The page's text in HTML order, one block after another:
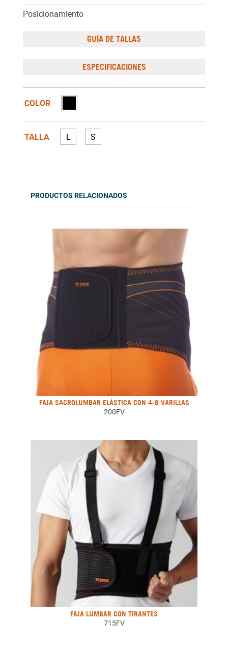
Posicionamiento
GUÍA DE TALLAS
ESPECIFICACIONES
COLOR
TALLA L S
PRODUCTOS RELACIONADOS
FAJA SACROLUMBAR ELÁSTICA CON 4-8 VARILLAS
200FV
FAJA LUMBAR CON TIRANTES
715FV